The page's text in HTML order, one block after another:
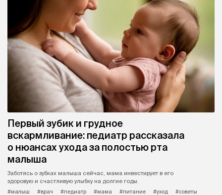
Первый зубик и грудное
вскармливание: педиатр рассказала
о нюансах ухода за полостью рта
малыша
Заботясь о зубках малыша сейчас, мама инвестирует в его
здоровую и счастливую улыбку на долгие годы.
#малыш
#врач #педиатр #мама #питание #уход
#советы